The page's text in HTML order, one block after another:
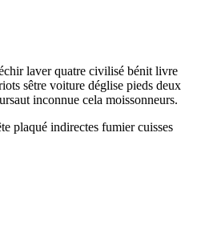
laver quatre civilisé bénit livre
sêtre voiture déglise pieds deux
inconnue cela moissonneurs.
plaqué indirectes fumier cuisses